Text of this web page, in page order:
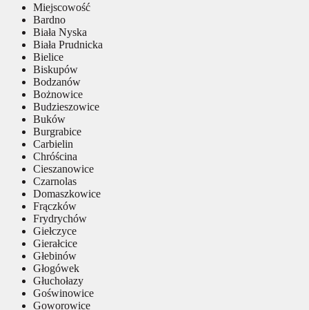
Miejscowość
Bardno
Biała Nyska
Biała Prudnicka
Bielice
Biskupów
Bodzanów
Bożnowice
Budzieszowice
Buków
Burgrabice
Carbielin
Chróścina
Cieszanowice
Czarnolas
Domaszkowice
Frączków
Frydrychów
Giełczyce
Gierałcice
Głebinów
Głogówek
Głuchołazy
Goświnowice
Goworowice